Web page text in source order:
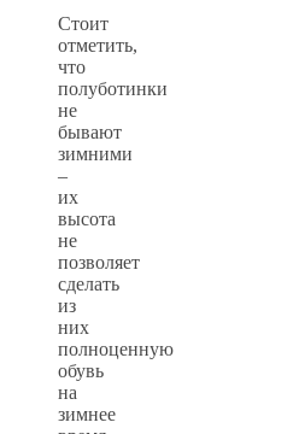
Стоит
отметить,
что
полуботинки
не
бывают
зимними
–
их
высота
не
позволяет
сделать
из
них
полноценную
обувь
на
зимнее